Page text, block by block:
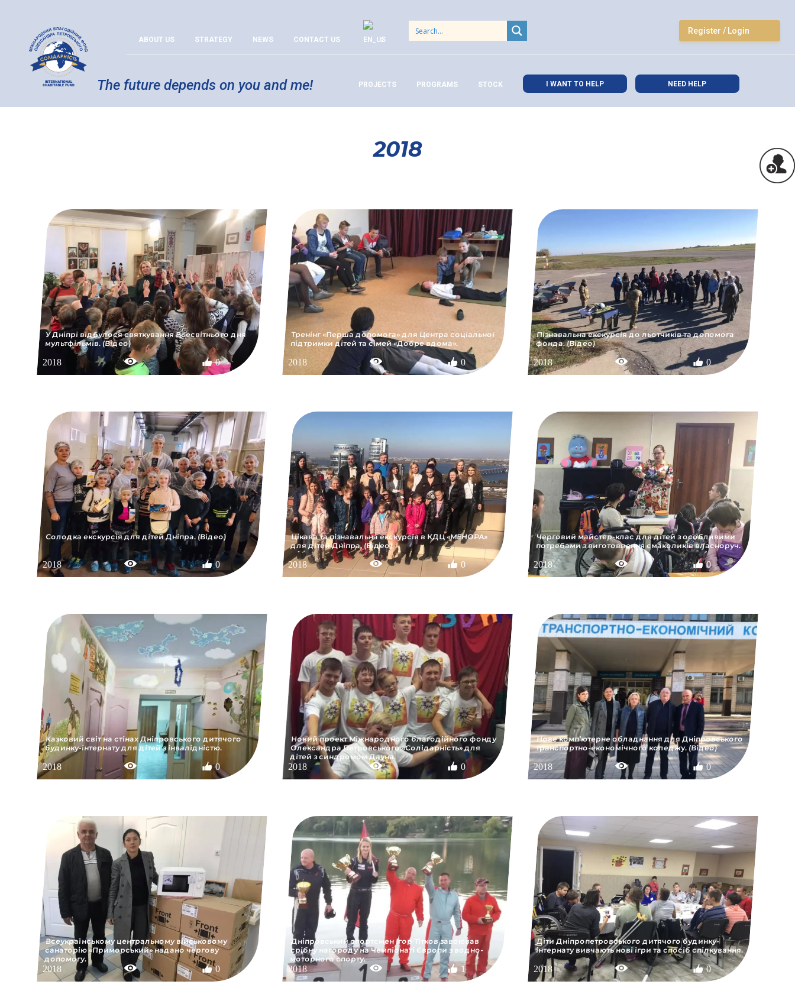
ABOUT US STRATEGY NEWS CONTACT US
Register / Login
The future depends on you and me! PROJECTS PROGRAMS STOCK I WANT TO HELP NEED HELP
2018
У Дніпрі відбулося святкування Всесвітнього дня
мультфільмів. (Відео)
2018 0
Тренiнг «Перша допомога» для Центра соціальної
пiдтримки дiтей та сiмей «Добре вдома».
2018 0
Пізнавальна екскурсія до льотчиків та допомога
фонда. (Відео)
2018 0
Солодка екскурсія для дітей Дніпра. (Відео)
2018 0
Цікава та пізнавальна екскурсія в КДЦ «МЕНОРА»
для дітей Дніпра. (Відео)
2018 0
Черговий майстер-клас для дітей з особливими
потребами з виготовлення смаколиків власноруч.
2018 0
Казковий світ на стінах Дніпровського дитячого
будинку-інтернату для дітей з інвалідністю.
2018 0
Новий проект Міжнародного благодійного фонду
Олександра Петровського «Солідарність» для
дітей з синдромом Дауна.
2018 0
Нове комп’ютерне обладнання для Дніпровського
транспортно-економічного коледжу. (Відео)
2018 0
Всеукраїнському центральному військовому
санаторію «Приморський» надано чергову
допомогу.
2018 0
Дніпровський спортсмен Ігор Тітков завоював
срібну нагороду на Чемпіонаті Європи з водно-
моторного спорту.
2018 1
Діти Днiпропетровського дитячого будинку-
iнтернату вивчають нові ігри та спосіб спілкування.
2018 0